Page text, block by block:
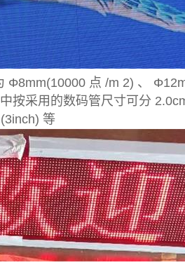
Φ8mm(10000 点 /m 2) 、
按采用的数码管尺寸可分
等